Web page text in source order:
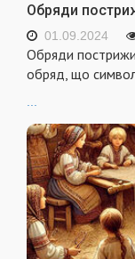
Обряди
01.09.2024
Обряди
обряд, що